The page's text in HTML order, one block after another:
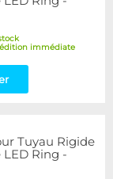
immédiate
Tuyau Rigide
Ring -